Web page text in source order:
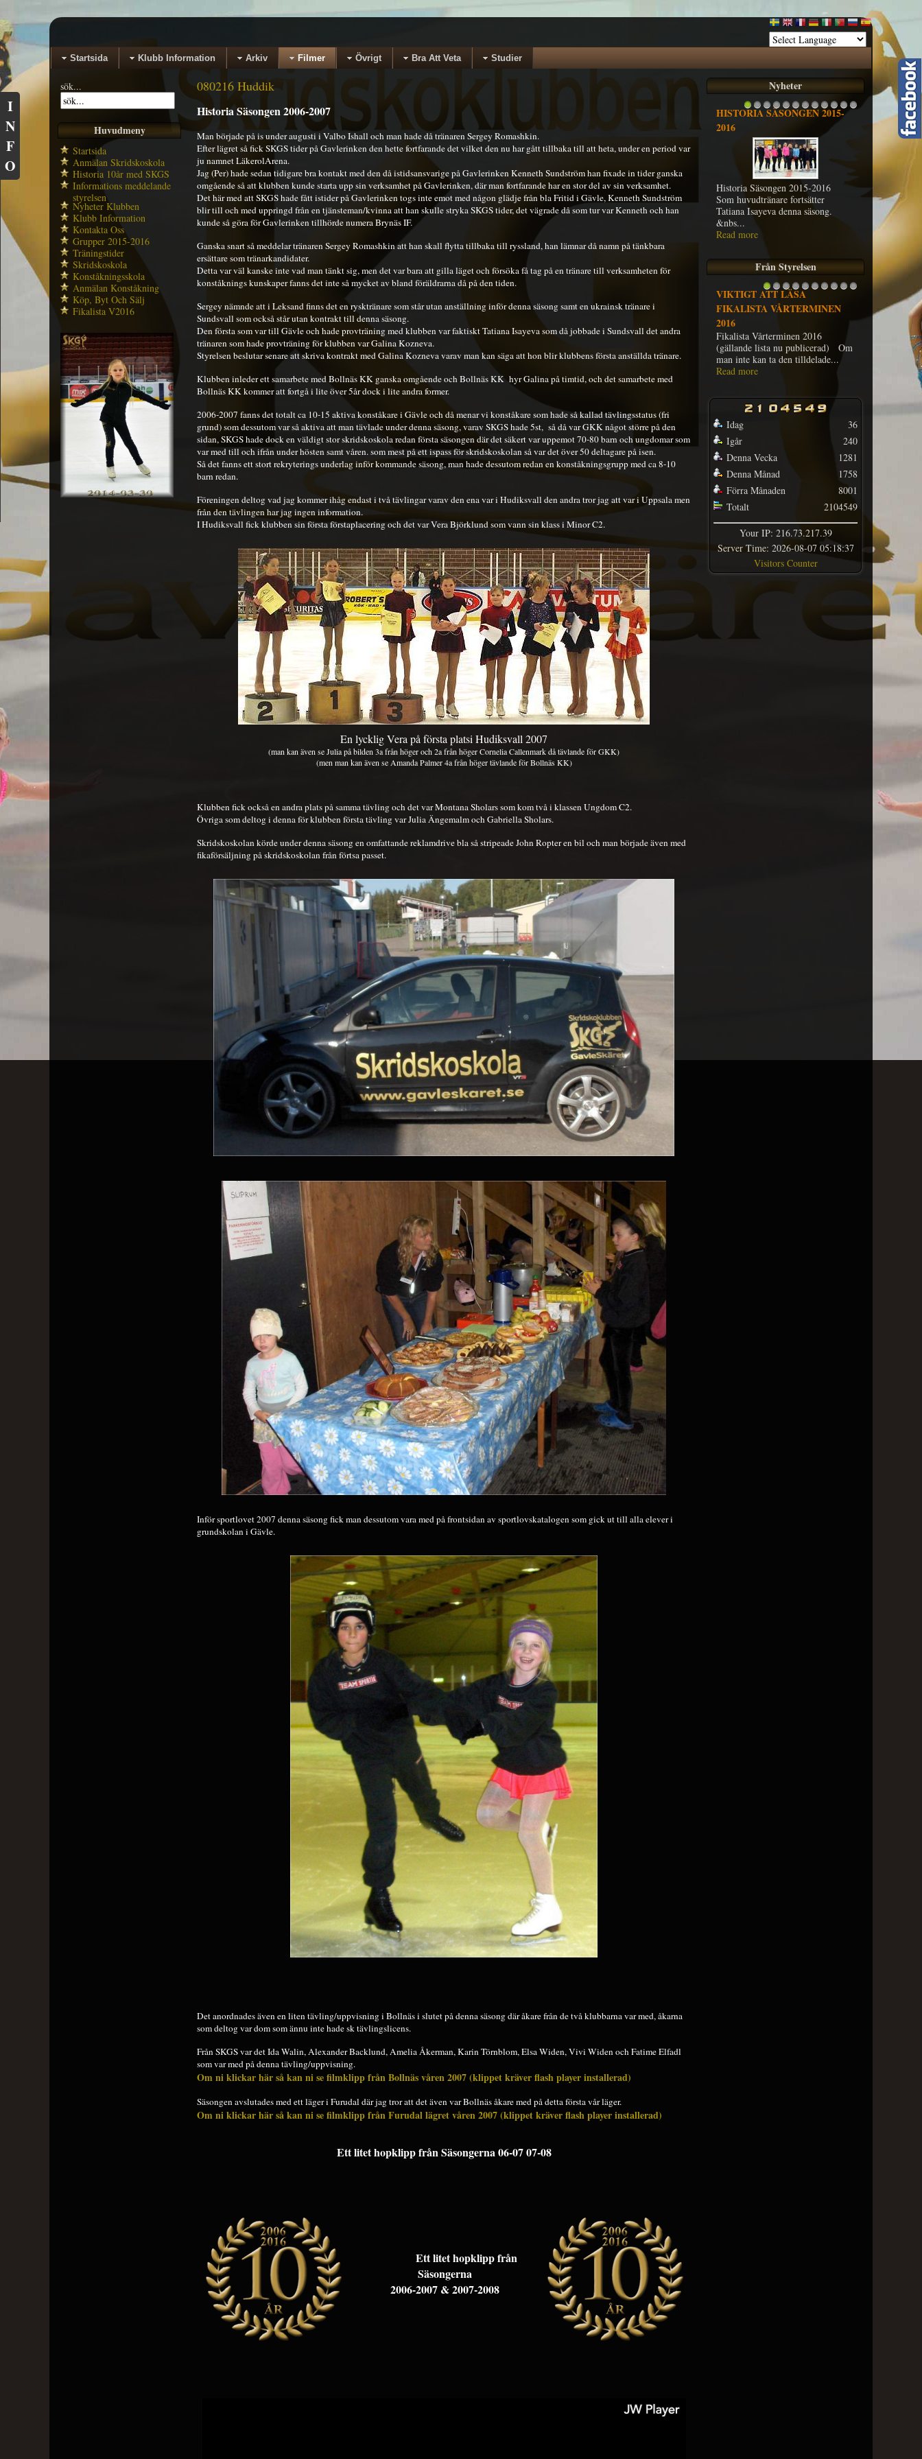
Startsida Klubb Information Arkiv Filmer Övrigt Bra Att Veta Studier
sök...
Huvudmeny
Startsida
Anmälan Skridskoskola
Historia 10år med SKGS
Informations meddelande
styrelsen
Nyheter Klubben
Klubb Information
Kontakta Oss
Grupper 2015-2016
Träningstider
Skridskoskola
Konståkningsskola
Anmälan Konståkning
Köp, Byt Och Sälj
Fikalista V2016
080216 Huddik
Historia Säsongen 2006-2007
Man började på is under augusti i Valbo Ishall och man hade då tränaren Sergey Romashkin.
Efter lägret så fick SKGS tider på Gavlerinken den hette fortfarande det vilket den nu har gått tillbaka till att heta, under en period var
ju namnet LäkerolArena.
Jag (Per) hade sedan tidigare bra kontakt med den då istidsansvarige på Gavlerinken Kenneth Sundström han fixade in tider ganska
omgående så att klubben kunde starta upp sin verksamhet på Gavlerinken, där man fortfarande har en stor del av sin verksamhet.
Det här med att SKGS hade fått istider på Gavlerinken togs inte emot med någon glädje från bla Fritid i Gävle, Kenneth Sundström
blir till och med uppringd från en tjänsteman/kvinna att han skulle stryka SKGS tider, det vägrade då som tur var Kenneth och han
kunde så göra för Gavlerinken tillhörde numera Brynäs IF.
Ganska snart så meddelar tränaren Sergey Romashkin att han skall flytta tillbaka till ryssland, han lämnar då namn på tänkbara
ersättare som tränarkandidater.
Detta var väl kanske inte vad man tänkt sig, men det var bara att gilla läget och försöka få tag på en tränare till verksamheten för
konståknings kunskaper fanns det inte så mycket av bland föräldrarna då på den tiden.
Sergey nämnde att i Leksand finns det en rysktränare som står utan anställning inför denna säsong samt en ukrainsk tränare i
Sundsvall som också står utan kontrakt till denna säsong.
Den första som var till Gävle och hade provträning med klubben var faktiskt Tatiana Isayeva som då jobbade i Sundsvall det andra
tränaren som hade provträning för klubben var Galina Kozneva.
Styrelsen beslutar senare att skriva kontrakt med Galina Kozneva varav man kan säga att hon blir klubbens första anställda tränare.
Klubben inleder ett samarbete med Bollnäs KK ganska omgående och Bollnäs KK hyr Galina på timtid, och det samarbete med
Bollnäs KK kommer att fortgå i lite över 5år dock i lite andra former.
2006-2007 fanns det totalt ca 10-15 aktiva konståkare i Gävle och då menar vi konståkare som hade så kallad tävlingsstatus (fri
grund) som dessutom var så aktiva att man tävlade under denna säsong, varav SKGS hade 5st, så då var GKK något större på den
sidan, SKGS hade dock en väldigt stor skridskoskola redan första säsongen där det säkert var uppemot 70-80 barn och ungdomar som
var med till och ifrån under hösten samt våren. som mest på ett ispass för skridskoskolan så var det över 50 deltagare på isen.
Så det fanns ett stort rekryterings underlag inför kommande säsong, man hade dessutom redan en konståkningsgrupp med ca 8-10
barn redan.
Föreningen deltog vad jag kommer ihåg endast i två tävlingar varav den ena var i Hudiksvall den andra tror jag att var i Uppsala men
från den tävlingen har jag ingen information.
I Hudiksvall fick klubben sin första förstaplacering och det var Vera Björklund som vann sin klass i Minor C2.
En lycklig Vera på första platsi Hudiksvall 2007
(man kan även se Julia på bilden 3a från höger och 2a från höger Cornelia Callenmark då tävlande för GKK)
(men man kan även se Amanda Palmer 4a från höger tävlande för Bollnäs KK)
Klubben fick också en andra plats på samma tävling och det var Montana Sholars som kom två i klassen Ungdom C2.
Övriga som deltog i denna för klubben första tävling var Julia Ängemalm och Gabriella Sholars.
Skridskoskolan körde under denna säsong en omfattande reklamdrive bla så stripeade John Ropter en bil och man började även med
fikaförsäljning på skridskoskolan från förtsa passet.
Inför sportlovet 2007 denna säsong fick man dessutom vara med på frontsidan av sportlovskatalogen som gick ut till alla elever i
grundskolan i Gävle.
Det anordnades även en liten tävling/uppvisning i Bollnäs i slutet på denna säsong där åkare från de två klubbarna var med, åkarna
som deltog var dom som ännu inte hade sk tävlingslicens.
Från SKGS var det Ida Walin, Alexander Backlund, Amelia Åkerman, Karin Törnblom, Elsa Widen, Vivi Widen och Fatime Elfadl
som var med på denna tävling/uppvisning.
Om ni klickar här så kan ni se filmklipp från Bollnäs våren 2007 (klippet kräver flash player installerad)
Säsongen avslutades med ett läger i Furudal där jag tror att det även var Bollnäs åkare med på detta första vår läger.
Om ni klickar här så kan ni se filmklipp från Furudal lägret våren 2007 (klippet kräver flash player installerad)
Ett litet hopklipp från Säsongerna 06-07 07-08
Ett litet hopklipp från
Säsongerna
2006-2007 & 2007-2008
Nyheter
1 2 3 4 5 6 7 8 9 1011
HISTORIA SÄSONGEN 2015-
2016
Historia Säsongen 2015-2016
Som huvudtränare fortsätter
Tatiana Isayeva denna säsong.
&nbs...
Read more
Från Styrelsen
1 2 3 4 5
VIKTIGT ATT LÄSA
FIKALISTA HÖSTTERMINEN
2015
Fikalista Höstterminen 2015
(gällande lista nu publicerad) Om
man inte kan ta den tilldelad...
Read more
Idag
Igår
Denna Vecka
Denna Månad
Förra Månaden
Totalt
36
240
1281
1758
8001
2104549
Your IP: 216.73.217.39
Server Time: 2026-08-07 05:18:37
Visitors Counter
I
N
F
O